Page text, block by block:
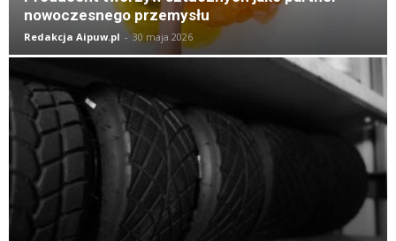
nowoczesnego przemysłu
Redakcja Aipuw.pl - 30 maja 2026